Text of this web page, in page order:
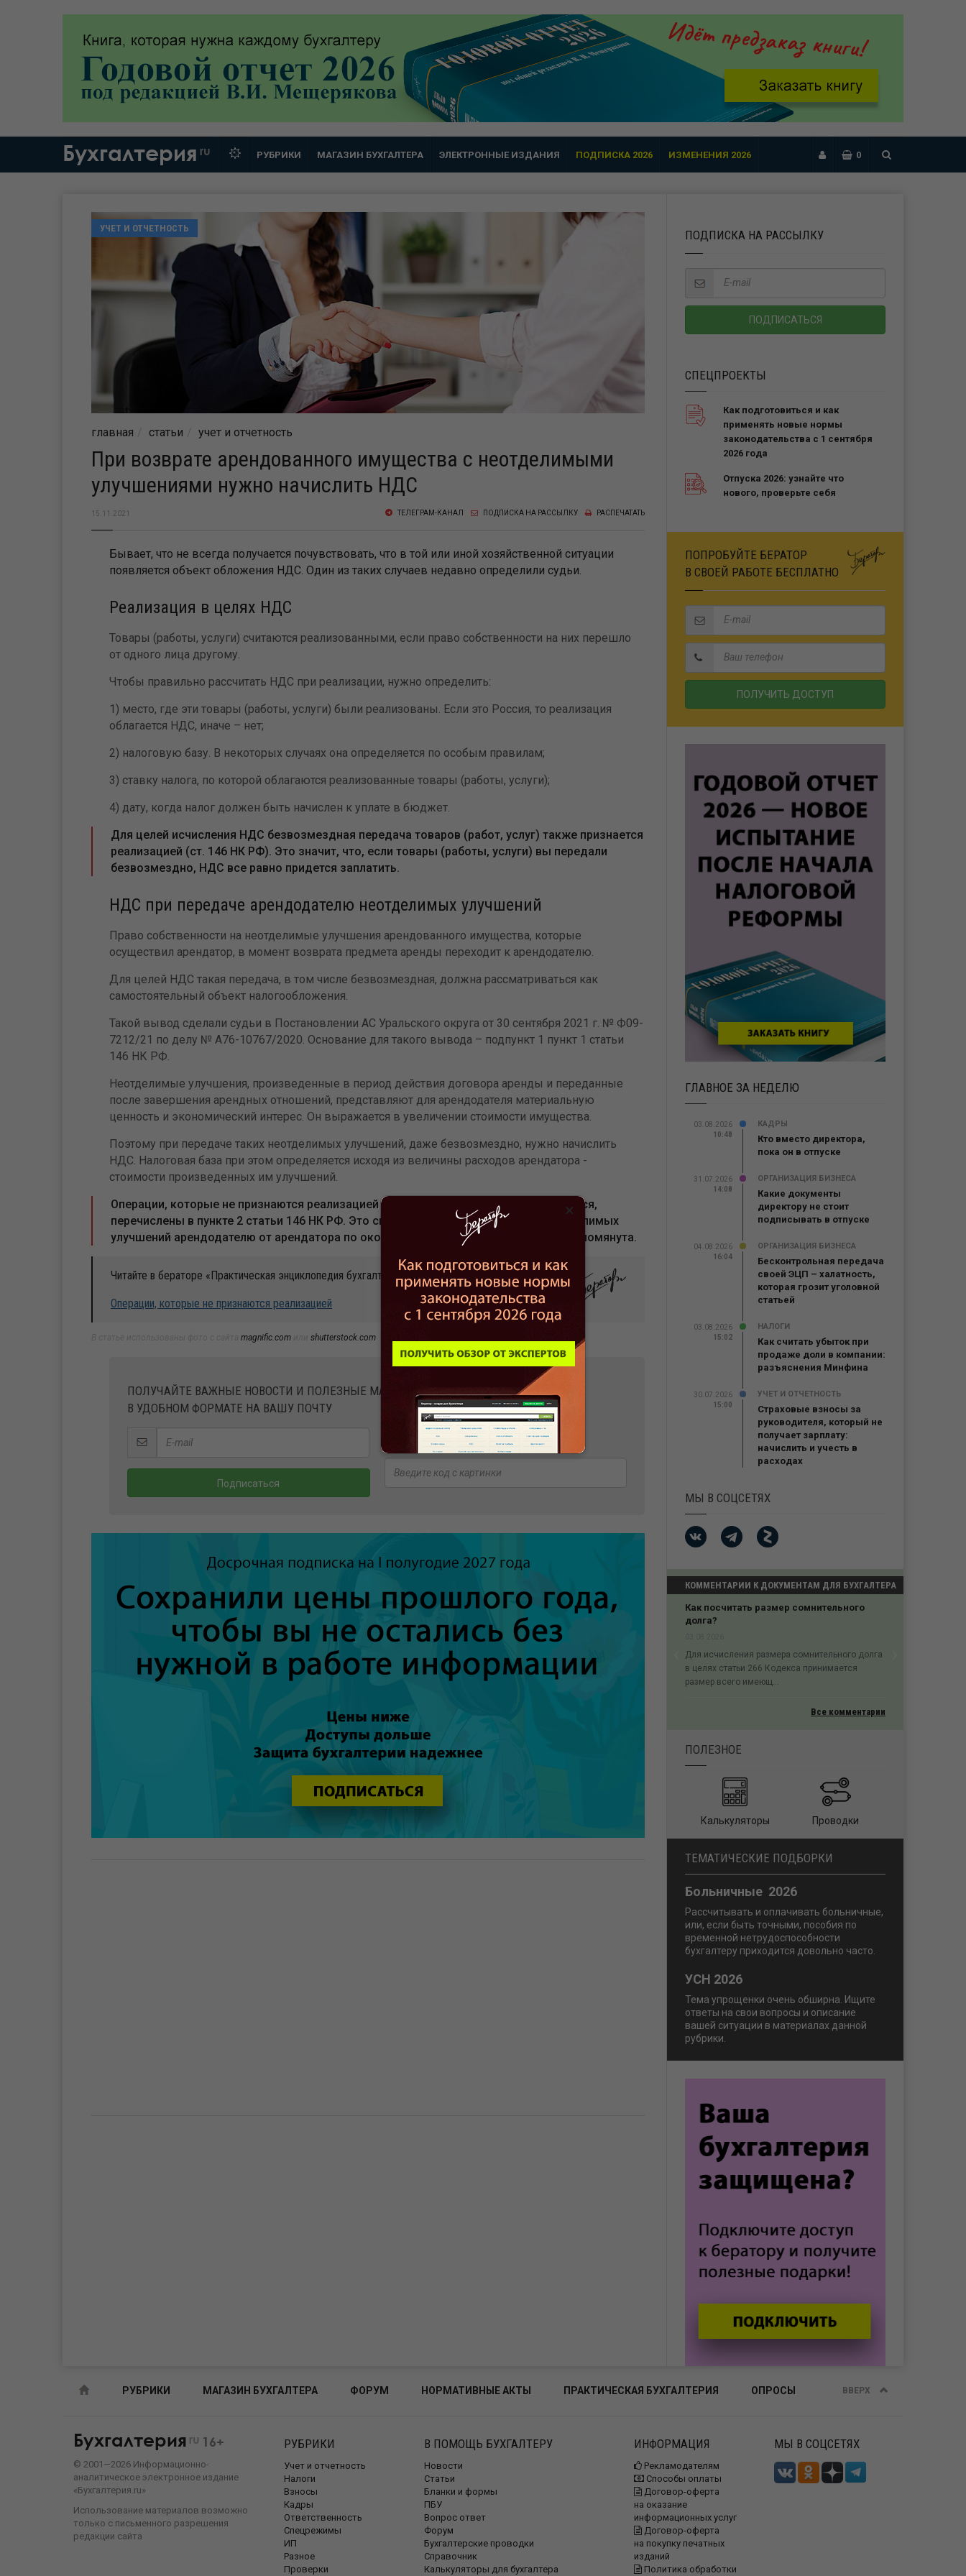
Бухгалтерия ru РУБРИКИ МАГАЗИН БУХГАЛТЕРА ЭЛЕКТРОННЫЕ ИЗДАНИЯ ПОДПИСКА 2026 ИЗМЕНЕНИЯ 2026 0
УЧЕТ И ОТЧЕТНОСТЬ
главная статьи учет и отчетность
При возврате арендованного имущества с неотделимыми
улучшениями нужно начислить НДС
15.11.2021 РАСПЕЧАТАТЬ
ПОДПИСКА НА РАССЫЛКУ
ТЕЛЕГРАМ-КАНАЛ
Бывает, что не всегда получается почувствовать, что в той или иной хозяйственной ситуации
появляется объект обложения НДС. Один из таких случаев недавно определили судьи.
Реализация в целях НДС
Товары (работы, услуги) считаются реализованными, если право собственности на них перешло
от одного лица другому.
Чтобы правильно рассчитать НДС при реализации, нужно определить:
1) место, где эти товары (работы, услуги) были реализованы. Если это Россия, то реализация
облагается НДС, иначе – нет;
2) налоговую базу. В некоторых случаях она определяется по особым правилам;
3) ставку налога, по которой облагаются реализованные товары (работы, услуги);
4) дату, когда налог должен быть начислен к уплате в бюджет.
Для целей исчисления НДС безвозмездная передача товаров (работ, услуг) также признается
реализацией (ст. 146 НК РФ). Это значит, что, если товары (работы, услуги) вы передали
безвозмездно, НДС все равно придется заплатить.
НДС при передаче арендодателю неотделимых улучшений
Право собственности на неотделимые улучшения арендованного имущества, которые
осуществил арендатор, в момент возврата предмета аренды переходит к арендодателю.
Для целей НДС такая передача, в том числе безвозмездная, должна рассматриваться как
самостоятельный объект налогообложения.
Такой вывод сделали судьи в Постановлении АС Уральского округа от 30 сентября 2021 г. № Ф09-
7212/21 по делу № А76-10767/2020. Основание для такого вывода – подпункт 1 пункт 1 статьи
146 НК РФ.
Неотделимые улучшения, произведенные в период действия договора аренды и переданные
после завершения арендных отношений, представляют для арендодателя материальную
ценность и экономический интерес. Он выражается в увеличении стоимости имущества.
Поэтому при передаче таких неотделимых улучшений, даже безвозмездно, нужно начислить
НДС. Налоговая база при этом определяется исходя из величины расходов арендатора -
стоимости произведенных им улучшений.
Операции, которые не признаются реализацией и, следовательно, НДС не облагаются,
перечислены в пункте 2 статьи 146 НК РФ. Это список закрытый, и передача неотделимых
улучшений арендодателю от арендатора по окончании договора аренды в нем не упомянута.
Читайте в бераторе «Практическая энциклопедия бухгалтера»
Операции, которые не признаются реализацией
magnific.com shutterstock.com
ПОЛУЧАЙТЕ ВАЖНЫЕ НОВОСТИ И ПОЛЕЗНЫЕ МАТЕРИАЛЫ
В УДОБНОМ ФОРМАТЕ НА ВАШУ ПОЧТУ
ПОДПИСКА НА РАССЫЛКУ
СПЕЦПРОЕКТЫ
Как подготовиться и как
применять новые нормы
законодательства с 1 сентября
2026 года
Отпуска 2026: узнайте что
нового, проверьте себя
ПОПРОБУЙТЕ БЕРАТОР
В СВОЕЙ РАБОТЕ БЕСПЛАТНО
ГЛАВНОЕ ЗА НЕДЕЛЮ
03.08.2026
10:48
КАДРЫ
Кто вместо директора,
пока он в отпуске
31.07.2026
14:08
ОРГАНИЗАЦИЯ БИЗНЕСА
Какие документы
директору не стоит
подписывать в отпуске
04.08.2026
16:04
ОРГАНИЗАЦИЯ БИЗНЕСА
Бесконтрольная передача
своей ЭЦП – халатность,
которая грозит уголовной
статьей
03.08.2026
15:02
НАЛОГИ
Как считать убыток при
продаже доли в компании:
разъяснения Минфина
30.07.2026
15:00
УЧЕТ И ОТЧЕТНОСТЬ
Страховые взносы за
руководителя, который не
получает зарплату:
начислить и учесть в
расходах
МЫ В СОЦСЕТЯХ
КОММЕНТАРИИ К ДОКУМЕНТАМ ДЛЯ БУХГАЛТЕРА
Проигрыш в кассации из-за нарушения
процессуального порядка
Пропуск трехмесячного срока на судебное
обжалование (без уважительных причин)
является основ...
Previous
Все комментарии
ПОЛЕЗНОЕ
Калькуляторы Проводки
ТЕМАТИЧЕСКИЕ ПОДБОРКИ
Больничные 2026
Рассчитывать и оплачивать больничные,
или, если быть точными, пособия по
временной нетрудоспособности
бухгалтеру приходится довольно часто.
УСН 2026
Тема упрощенки очень обширна. Ищите
ответы на свои вопросы и описание
вашей ситуации в материалах данной
рубрики.
РУБРИКИ МАГАЗИН БУХГАЛТЕРА ФОРУМ НОРМАТИВНЫЕ АКТЫ ПРАКТИЧЕСКАЯ БУХГАЛТЕРИЯ ОПРОСЫ ВВЕРХ
Бухгалтерия ru 16+
© 2001—2026 Информационно-
аналитическое электронное издание
«Бухгалтерия.ru»
Использование материалов возможно
только с письменного разрешения
редакции сайта
РУБРИКИ
Учет и отчетность
Налоги
Взносы
Кадры
Ответственность
Спецрежимы
ИП
Разное
Проверки
В ПОМОЩЬ БУХГАЛТЕРУ
Новости
Статьи
Бланки и формы
ПБУ
Вопрос ответ
Форум
Бухгалтерские проводки
Справочник
Калькуляторы для бухгалтера
ИНФОРМАЦИЯ
Рекламодателям
Способы оплаты
Договор-оферта
на оказание
информационных услуг
Договор-оферта
на покупку печатных
изданий
Политика обработки
МЫ В СОЦСЕТЯХ
×